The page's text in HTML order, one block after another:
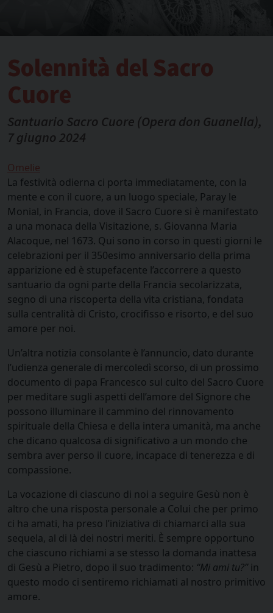
Solennità del Sacro
Cuore
Santuario Sacro Cuore (Opera don Guanella),
7 giugno 2024
Omelie
La festività odierna ci porta immediatamente, con la
mente e con il cuore, a un luogo speciale, Paray le
Monial, in Francia, dove il Sacro Cuore si è manifestato
a una monaca della Visitazione, s. Giovanna Maria
Alacoque, nel 1673. Qui sono in corso in questi giorni le
celebrazioni per il 350esimo anniversario della prima
apparizione ed è stupefacente l’accorrere a questo
santuario da ogni parte della Francia secolarizzata,
segno di una riscoperta della vita cristiana, fondata
sulla centralità di Cristo, crocifisso e risorto, e del suo
amore per noi.
Un’altra notizia consolante è l’annuncio, dato durante
l’udienza generale di mercoledì scorso, di un prossimo
documento di papa Francesco sul culto del Sacro Cuore
per meditare sugli aspetti dell’amore del Signore che
possono illuminare il cammino del rinnovamento
spirituale della Chiesa e della intera umanità, ma anche
che dicano qualcosa di significativo a un mondo che
sembra aver perso il cuore, incapace di tenerezza e di
compassione.
La vocazione di ciascuno di noi a seguire Gesù non è
altro che una risposta personale a Colui che per primo
ci ha amati, ha preso l’iniziativa di chiamarci alla sua
sequela, al di là dei nostri meriti. È sempre opportuno
che ciascuno richiami a se stesso la domanda inattesa
di Gesù a Pietro, dopo il suo tradimento: “Mi ami tu?”in
questo modo ci sentiremo richiamati al nostro primitivo
amore.